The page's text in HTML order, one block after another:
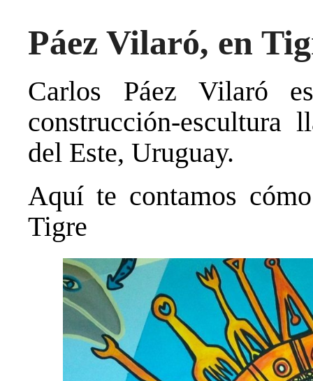
Páez Vilaró, en
Carlos Páez Vilaró
construcción-escultura
del Este, Uruguay.
Aquí te contamos
Tigre